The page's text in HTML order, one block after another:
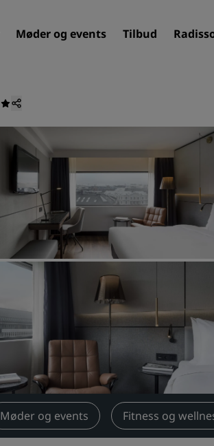
Møder og events Tilbud
Resorter
Servicerede
Lufthavnshoteller
Nye og kommende
Møder og
Opdag Radisson
Book et mødelokale
Anmod om et tilbud
Destinationer til
Brancheløsninger
Søg flyafgange
Søg flyafgange
Møder og events Fitness og